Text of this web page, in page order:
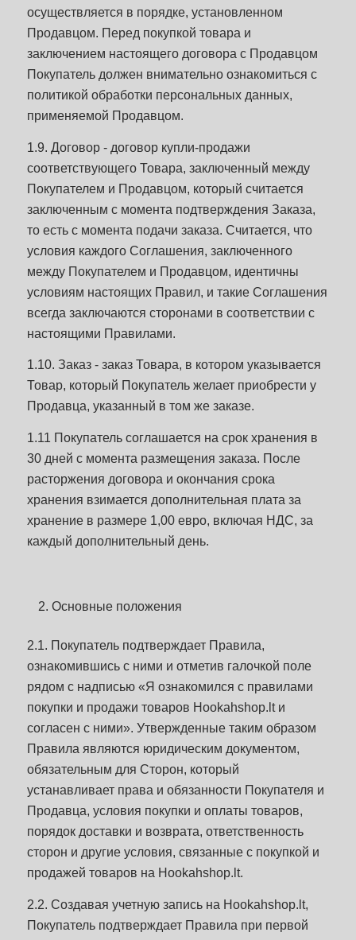
осуществляется в порядке, установленном
Продавцом. Перед покупкой товара и
заключением настоящего договора с Продавцом
Покупатель должен внимательно ознакомиться с
политикой обработки персональных данных,
применяемой Продавцом.
1.9. Договор - договор купли-продажи
соответствующего Товара, заключенный между
Покупателем и Продавцом, который считается
заключенным с момента подтверждения Заказа,
то есть с момента подачи заказа. Считается, что
условия каждого Соглашения, заключенного
между Покупателем и Продавцом, идентичны
условиям настоящих Правил, и такие Соглашения
всегда заключаются сторонами в соответствии с
настоящими Правилами.
1.10. Заказ - заказ Товара, в котором указывается
Товар, который Покупатель желает приобрести у
Продавца, указанный в том же заказе.
1.11 Покупатель соглашается на срок хранения в
30 дней с момента размещения заказа. После
расторжения договора и окончания срока
хранения взимается дополнительная плата за
хранение в размере 1,00 евро, включая НДС, за
каждый дополнительный день.
Основные положения
2.1. Покупатель подтверждает Правила,
ознакомившись с ними и отметив галочкой поле
рядом с надписью «Я ознакомился с правилами
покупки и продажи товаров Hookahshop.lt и
согласен с ними». Утвержденные таким образом
Правила являются юридическим документом,
обязательным для Сторон, который
устанавливает права и обязанности Покупателя и
Продавца, условия покупки и оплаты товаров,
порядок доставки и возврата, ответственность
сторон и другие условия, связанные с покупкой и
продажей товаров на Hookahshop.lt.
2.2. Создавая учетную запись на Hookahshop.lt,
Покупатель подтверждает Правила при первой